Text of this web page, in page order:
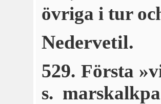
övriga i tur
Nedervetil.
529. Första
s.